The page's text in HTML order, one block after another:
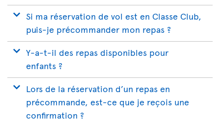
Si ma réservation de vol est en Classe Club,
puis-je précommander mon repas ?
Y-a-t-il des repas disponibles pour
enfants ?
Lors de la réservation d’un repas en
précommande, est-ce que je reçois une
confirmation ?